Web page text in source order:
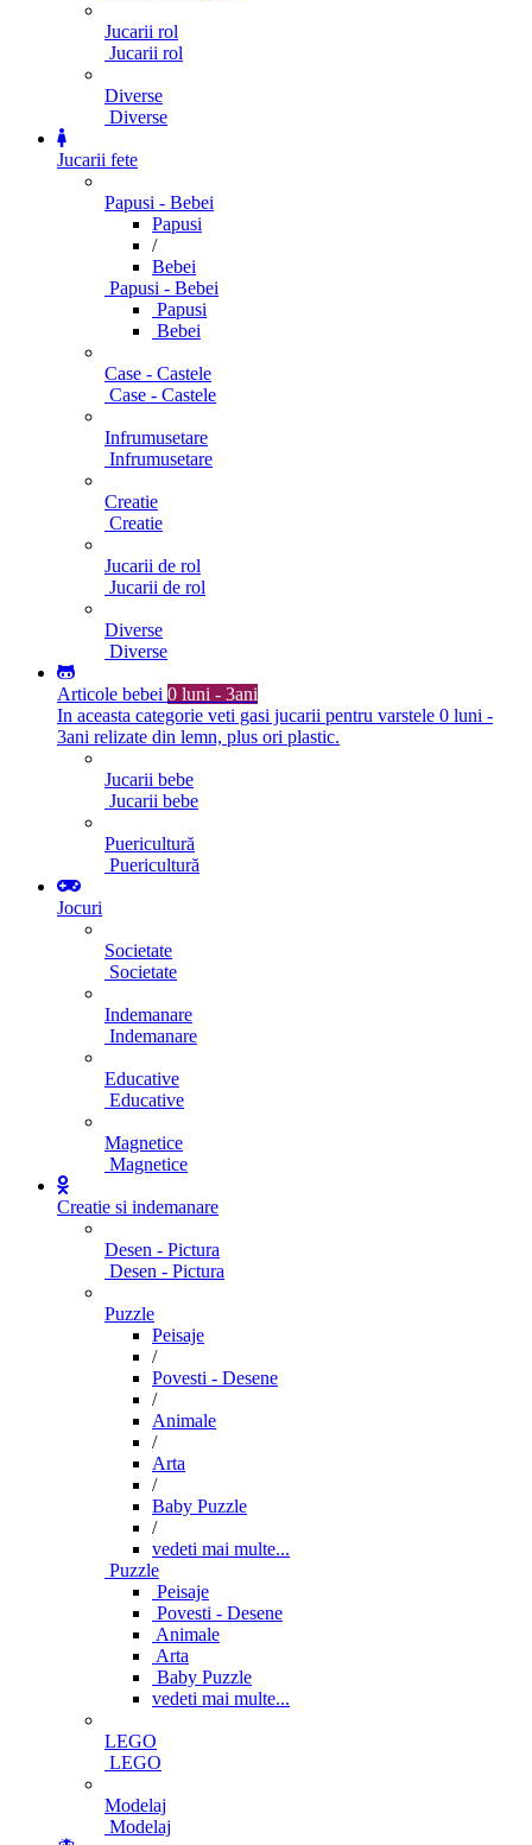
Jucarii rol
Jucarii rol
Diverse
Diverse
Jucarii fete
Papusi - Bebei
Papusi
/
Bebei
Papusi - Bebei
Papusi
Bebei
Case - Castele
Case - Castele
Infrumusetare
Infrumusetare
Creatie
Creatie
Jucarii de rol
Jucarii de rol
Diverse
Diverse
Articole bebei 0 luni - 3ani
In aceasta categorie veti gasi jucarii pentru varstele 0 luni -
3ani relizate din lemn, plus ori plastic.
Jucarii bebe
Jucarii bebe
Puericultură
Puericultură
Jocuri
Societate
Societate
Indemanare
Indemanare
Educative
Educative
Magnetice
Magnetice
Creatie si indemanare
Desen - Pictura
Desen - Pictura
Puzzle
Peisaje
/
Povesti - Desene
/
Animale
/
Arta
/
Baby Puzzle
/
vedeti mai multe...
Puzzle
Peisaje
Povesti - Desene
Animale
Arta
Baby Puzzle
vedeti mai multe...
LEGO
LEGO
Modelaj
Modelaj